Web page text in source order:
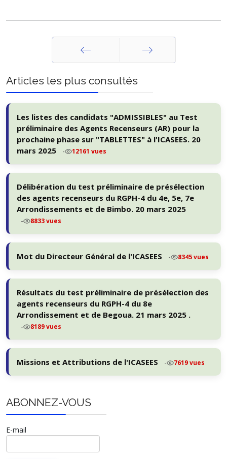
Précédent
Articles les plus consultés
Les listes des candidats "ADMISSIBLES" au Test
préliminaire des Agents Recenseurs (AR) pour la
prochaine phase sur "TABLETTES" à l'ICASEES. 20
mars 2025
- 12161 vues
Délibération du test préliminaire de présélection
des agents recenseurs du RGPH-4 du 4e, 5e, 7e
Arrondissements et de Bimbo. 20 mars 2025
- 8833 vues
Mot du Directeur Général de l'ICASEES - 8345 vues
Résultats du test préliminaire de présélection des
agents recenseurs du RGPH-4 du 8e
Arrondissement et de Begoua. 21 mars 2025 .
- 8189 vues
Missions et Attributions de l'ICASEES - 7619 vues
ABONNEZ-VOUS
E-mail